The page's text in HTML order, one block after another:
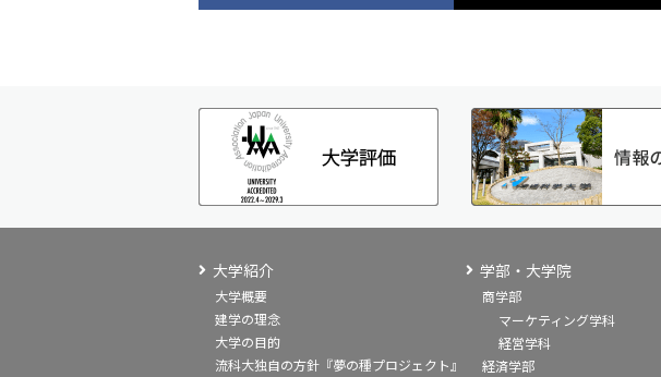
大学紹介
大学概要
建学の理念
大学の目的
流科大独自の方針『夢の種プロジェクト』
学部・大学院
商学部
マーケティング学科
経営学科
経済学部